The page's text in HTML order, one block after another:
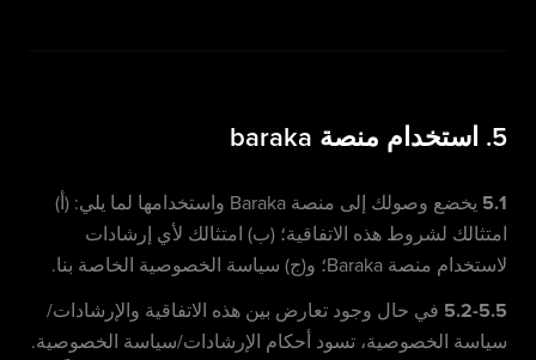
5. استخدام منصة baraka
5.1
يخضع وصولك إلى منصة Baraka واستخدامها لما يلي: (أ)
امتثالك لشروط هذه الاتفاقية؛ (ب) امتثالك لأي إرشادات
لاستخدام منصة Baraka؛ و(ج) سياسة الخصوصية الخاصة بنا.
5.2-5.5 في حال وجود تعارض بين هذه الاتفاقية والإرشادات/
سياسة الخصوصية، تسود أحكام الإرشادات/سياسة الخصوصية.